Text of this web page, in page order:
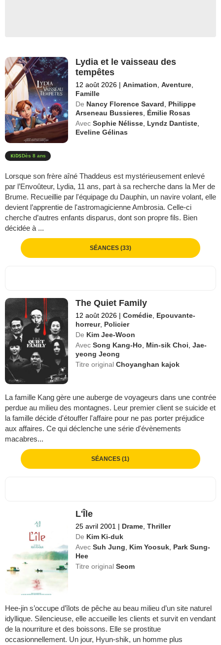
Lydia et le vaisseau des
tempêtes
12 août 2026 | Animation,Aventure,
Famille
De Nancy Florence Savard, Philippe
Arseneau Bussieres, Émilie Rosas
Avec Sophie Nélisse, Lyndz Dantiste,
Eveline Gélinas
Dès 8 ans
Lorsque son frère aîné Thaddeus est mystérieusement enlevé
par l’Envoûteur, Lydia, 11 ans, part à sa recherche dans la Mer de
Brume. Recueillie par l'équipage du Dauphin, un navire volant, elle
devient l’apprentie de l'astromagicienne Ambrosia. Celle-ci
cherche d’autres enfants disparus, dont son propre fils. Bien
décidée à ...
SÉANCES (33)
The Quiet Family
12 août 2026 | Comédie, Epouvante-
horreur, Policier
De Kim Jee-Woon
Avec Song Kang-Ho, Min-sik Choi,Jae-
yeong Jeong
Titre originalChoyanghan kajok
La famille Kang gère une auberge de voyageurs dans une contrée
perdue au milieu des montagnes. Leur premier client se suicide et
la famille décide d'étouffer l'affaire pour ne pas porter préjudice
aux affaires. Ce qui déclenche une série d'évènements
macabres...
SÉANCES (1)
L'Île
25 avril 2001 | Drame,Thriller
De Kim Ki-duk
Avec Suh Jung, Kim Yoosuk, Park Sung-
Hee
Titre originalSeom
Hee-jin s’occupe d’îlots de pêche au beau milieu d’un site naturel
idyllique. Silencieuse, elle accueille les clients et survit en vendant
de la nourriture et des boissons. Elle se prostitue
occasionnellement. Un jour, Hyun-shik, un homme plus